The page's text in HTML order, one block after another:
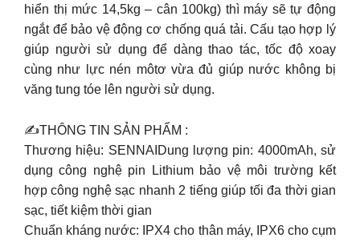
hiển thị mức 14,5kg – cân 100kg) thì máy sẽ tự động
ngắt để bảo vệ động cơ chống quá tải. Cấu tạo hợp lý
giúp người sử dụng để dàng thao tác, tốc độ xoay
cùng như lực nén môtơ vừa đủ giúp nước không bị
văng tung tóe lên người sử dụng.
✍THÔNG TIN SẢN PHẨM :
Thương hiệu: SENNAI Dung lượng pin: 4000mAh, sử
dụng công nghệ pin Lithium bảo vệ môi trường kết
hợp công nghệ sạc nhanh 2 tiếng giúp tối đa thời gian
sạc, tiết kiệm thời gian
Chuẩn kháng nước: IPX4 cho thân máy, IPX6 cho cụm